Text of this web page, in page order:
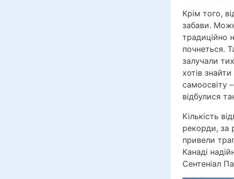
Крім того,
забави.
традиційно
почнеться.
залучали
хотів
самоосвіту
відбулися
Кількість
рекорди, за
привели
Канаді
Сентеніал